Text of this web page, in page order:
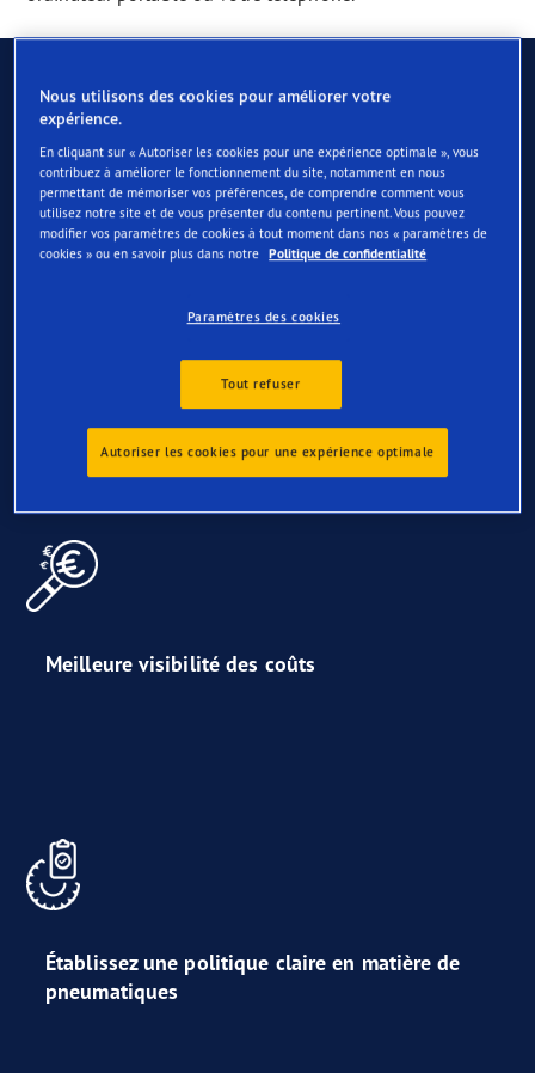
Avantages
Réduction des temps d’arrêt et minimisation
des coûts administratifs
Meilleure visibilité des coûts
Établissez une politique claire en matière de
pneumatiques
Nous utilisons des cookies pour améliorer votre
expérience.
En cliquant sur « Autoriser les cookies pour une expérience optimale », vous
contribuez à améliorer le fonctionnement du site, notamment en nous
permettant de mémoriser vos préférences, de comprendre comment vous
utilisez notre site et de vous présenter du contenu pertinent. Vous pouvez
modifier vos paramètres de cookies à tout moment dans nos « paramètres de
cookies » ou en savoir plus dans notre Politique de confidentialité
Paramètres des cookies
Tout refuser
Autoriser les cookies pour une expérience optimale